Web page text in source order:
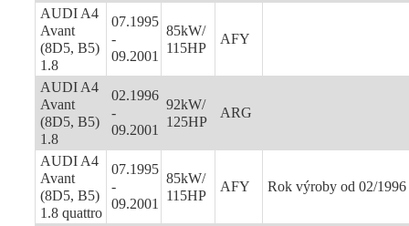
AUDI A4
Avant
(8D5, B5)
1.8
07.1995
-
09.2001
85kW/
115HP
AFY
AUDI A4
Avant
(8D5, B5)
1.8
02.1996
-
09.2001
92kW/
125HP
ARG
AUDI A4
Avant
(8D5, B5)
1.8 quattro
07.1995
-
09.2001
85kW/
115HP
AFY Rok výroby od 02/1996